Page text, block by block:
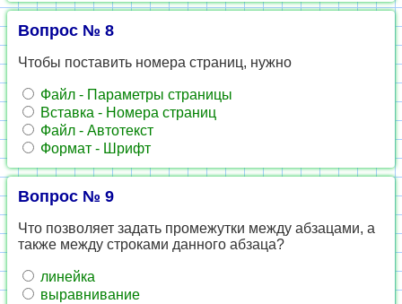
Вопрос № 8
Чтобы поставить номера страниц, нужно
Файл - Параметры страницы
Вставка - Номера страниц
Файл - Автотекст
Формат - Шрифт
Вопрос № 9
Что позволяет задать промежутки между абзацами, а
также между строками данного абзаца?
линейка
выравнивание